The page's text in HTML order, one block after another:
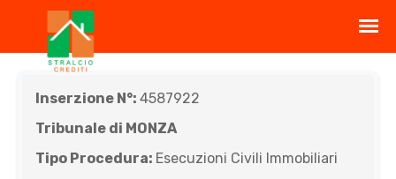
Inserzione N°: 4587922
Tribunale di MONZA
Tipo Procedura: Esecuzioni Civili Immobiliari